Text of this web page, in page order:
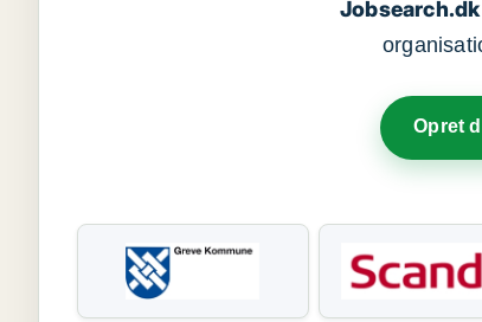
Jobsearch.dk
Opret